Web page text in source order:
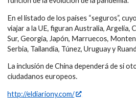
En el listado de los países “seguros”,
viajar a la UE, figuran Australia, Argelia,
Sur, Georgia, Japón, Marruecos,
Serbia, Tailandia, Túnez, Uruguay y
La inclusión de China dependerá de si
ciudadanos europeos.
http://eldiariony.com/